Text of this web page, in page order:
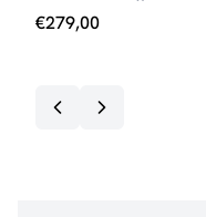
€279,00